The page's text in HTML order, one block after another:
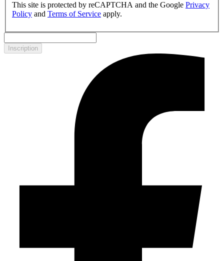
This site is protected by reCAPTCHA and the Google Privacy
Policy and Terms of Service apply.
Inscription